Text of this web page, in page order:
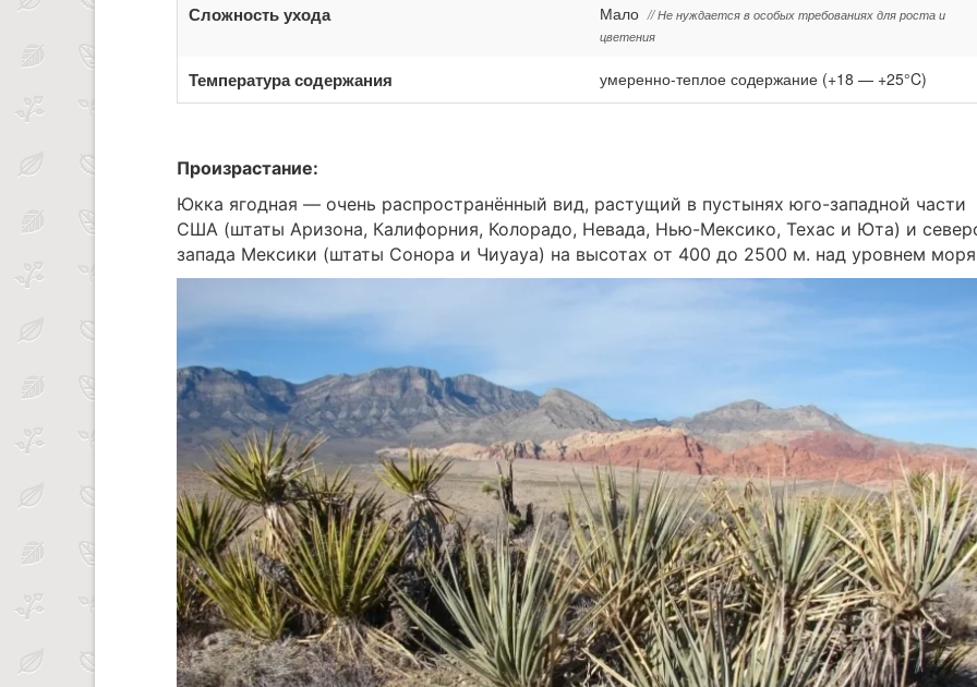
Сложность ухода Мало // Не нуждается в особых требованиях для роста и
цветения
Температура содержания умеренно-теплое содержание (+18 — +25°C)
Произрастание:
Юкка ягодная — очень распространённый вид, растущий в пустынях юго-западной части
США (штаты Аризона, Калифорния, Колорадо, Невада, Нью-Мексико, Техас и Юта) и
запада Мексики (штаты Сонора и Чиуауа) на высотах от 400 до 2500 м. над уровнем